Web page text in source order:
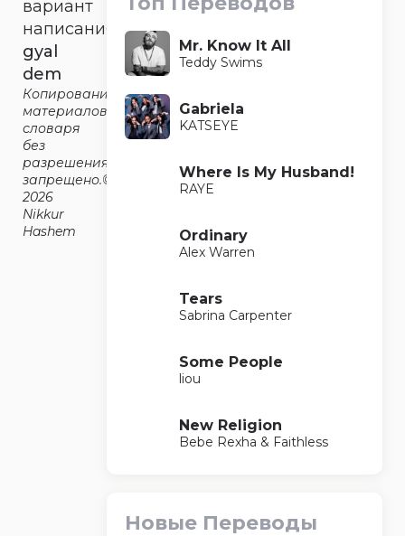
вариант
написания
gyal
dem
Копирование
материалов
словаря
без
разрешения
запрещено.©2014-
2026
Nikkur
Hashem
Mr. Know It All
Teddy Swims
Gabriela
KATSEYE
Where Is My Husband!
RAYE
Ordinary
Alex Warren
Tears
Sabrina Carpenter
Some People
liou
New Religion
Bebe Rexha & Faithless
Новые Переводы